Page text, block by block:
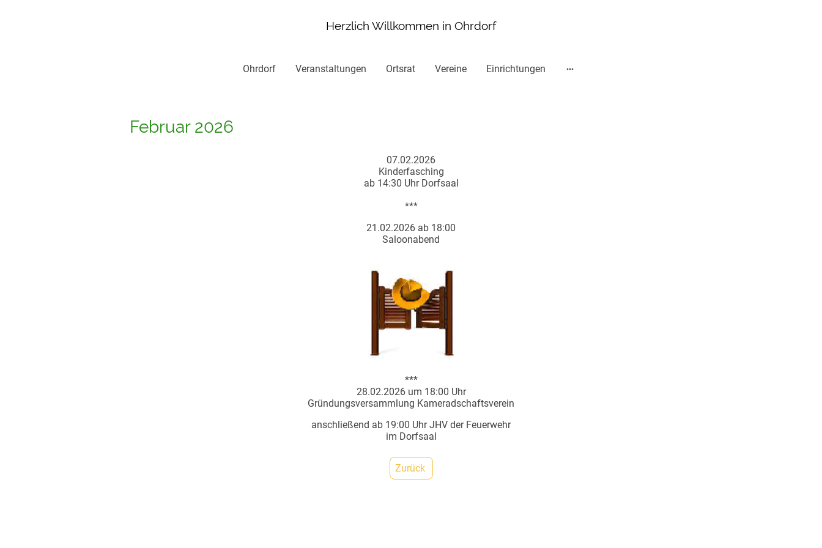
Herzlich Willkommen in Ohrdorf
Ohrdorf Veranstaltungen Ortsrat Vereine Einrichtungen
Februar 2026
07.02.2026
Kinderfasching
ab 14:30 Uhr Dorfsaal
***
21.02.2026 ab 18:00
Saloonabend
***
28.02.2026 um 18:00 Uhr
Gründungsversammlung Kameradschaftsverein
anschließend ab 19:00 Uhr JHV der Feuerwehr
im Dorfsaal
Zurück